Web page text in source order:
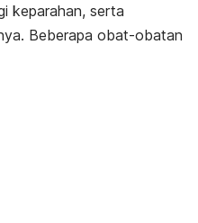
keparahan, serta
Beberapa obat-obatan